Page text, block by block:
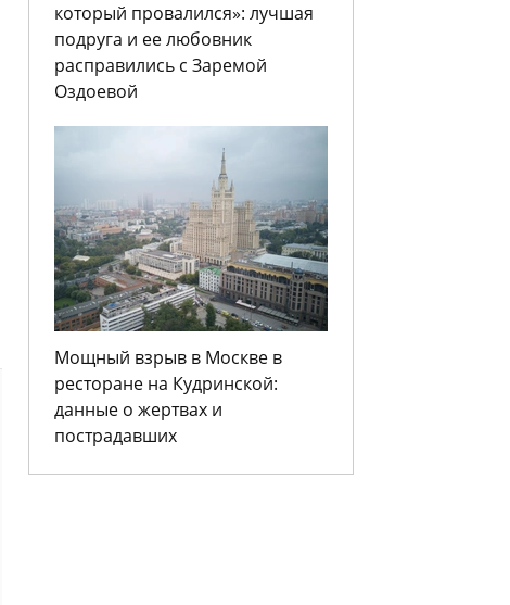
который провалился»: лучшая
подруга и ее любовник
расправились с Заремой
Оздоевой
Мощный взрыв в Москве в
ресторане на Кудринской:
данные о жертвах и
пострадавших